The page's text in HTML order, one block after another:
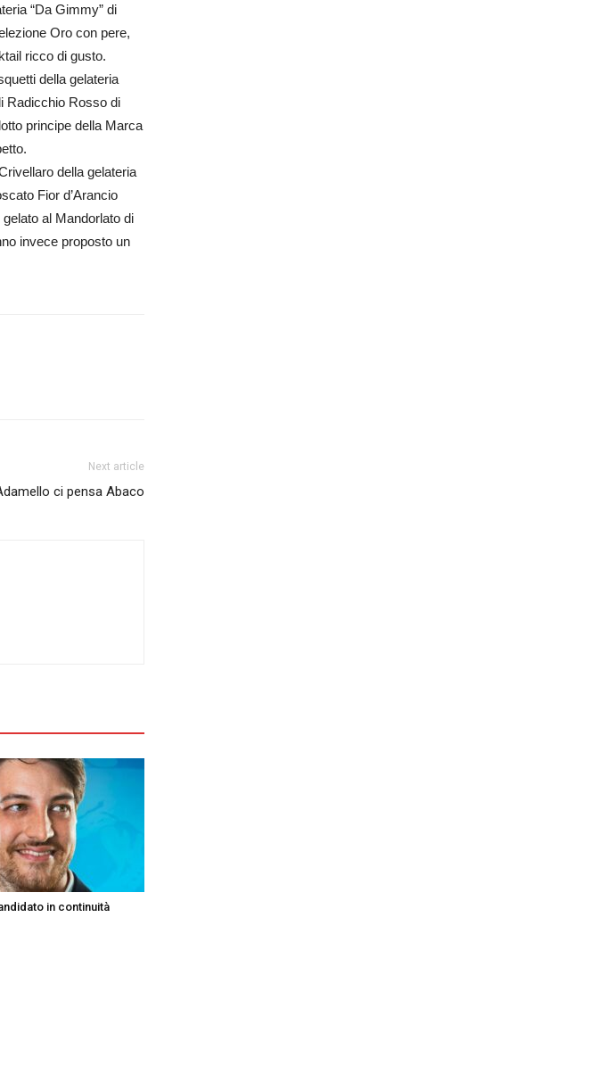
“Da Gimmy” di
Oro con pere,
ricco di gusto.
della gelateria
Radicchio Rosso di
principe della Marca
della gelateria
Fior d’Arancio
al Mandorlato di
invece proposto un
Next article
ci pensa Abaco
in continuità